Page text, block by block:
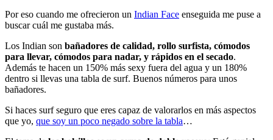
Por eso cuando me ofrecieron un Indian Face enseguida me puse a
buscar cuál me gustaba más.
Los Indian son bañadores de calidad, rollo surfista, cómodos
para llevar, cómodos para nadar, y rápidos en el secado.
Además te hacen un 150% más sexy fuera del agua y un 180%
dentro si llevas una tabla de surf. Buenos números para unos
bañadores.
Si haces surf seguro que eres capaz de valorarlos en más aspectos
que yo, que soy un poco negado sobre la tabla…